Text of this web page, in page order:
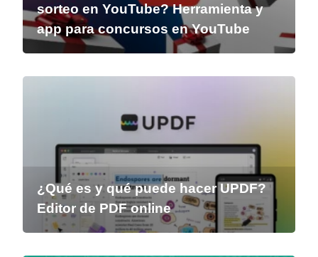
sorteo en YouTube? Herramienta y
app para concursos en YouTube
¿Qué es y qué puede hacer UPDF?
Editor de PDF online